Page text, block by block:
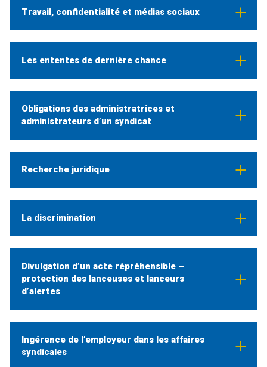
Travail, confidentialité et médias sociaux
Les ententes de dernière chance
Obligations des administratrices et
administrateurs d’un syndicat
Recherche juridique
La discrimination
Divulgation d’un acte répréhensible –
protection des lanceuses et lanceurs
d’alertes
Ingérence de l’employeur dans les affaires
syndicales